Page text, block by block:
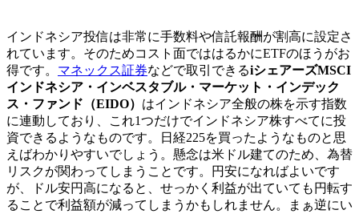
インドネシア投信は非常に手数料や信託報酬が割高に設定さ
れています。そのためコスト面でははるかにETFのほうがお
得です。 マネックス証券などで取引できるiシェアーズMSCI
インドネシア・インベスタブル・マーケット・インデック
ス・ファンド（EIDO） はインドネシア全般の株を示す指数
に連動しており、これ1つだけでインドネシア株すべてに投
資できるようなものです。日経225を買ったようなものと思
えばわかりやすいでしょう。懸念は米ドル建てのため、為替
リスクが関わってしまうことです。円安になればよいです
が、ドル安円高になると、せっかく利益が出ていても円転す
ることで利益額が減ってしまうかもしれません。まぁ逆にい